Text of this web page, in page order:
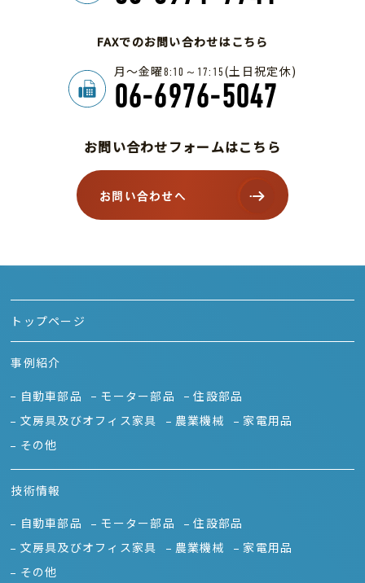
FAXでのお問い合わせはこちら
月～金曜8:10～17:15(土日祝定休)
06-6976-5047
お問い合わせフォームはこちら
お問い合わせへ
トップページ
事例紹介
自動車部品 モーター部品
住設部品
文房具及びオフィス家具
農業機械
家電用品
その他
技術情報
自動車部品 モーター部品
住設部品
文房具及びオフィス家具
農業機械
家電用品
その他